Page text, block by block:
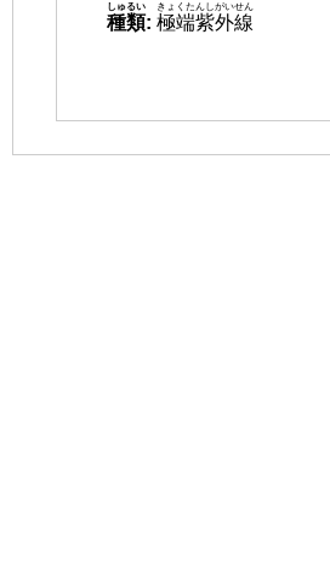
種類
しゅるい
: 極端紫外線
きょくたんしがいせん